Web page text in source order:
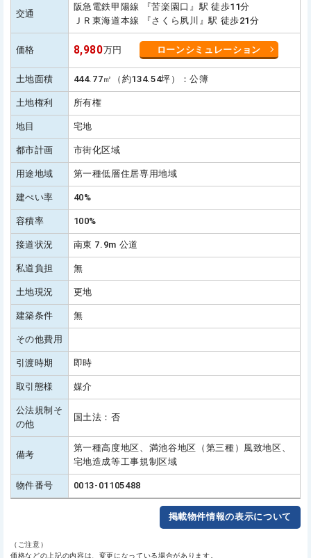
交通
阪急電鉄甲陽線 『苦楽園口』駅 徒歩11分
ＪＲ東海道本線 『さくら夙川』駅 徒歩21分
価格 8,980万円 ローンシミュレーション
土地面積 444.77㎡（約134.54坪）：公簿
土地権利 所有権
地目 宅地
都市計画 市街化区域
用途地域 第一種低層住居専用地域
建ぺい率 40%
容積率 100%
接道状況 南東 7.9m 公道
私道負担 無
土地現況 更地
建築条件 無
その他費用
引渡時期 即時
取引態様 媒介
公法規制そ
の他
国土法：否
備考
第一種高度地区、満池谷地区（第三種）風致地区、
宅地造成等工事規制区域
物件番号 0013-01105488
掲載物件情報の表示について
（ご注意）
価格などの上記の内容は、変更になっている場合があります。